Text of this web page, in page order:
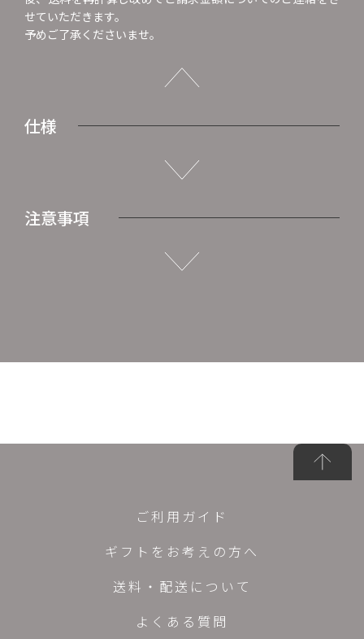
せていただきます。
予めご了承くださいませ。
仕様
注意事項
ご利用ガイド
ギフトをお考えの方へ
送料・配送について
よくある質問